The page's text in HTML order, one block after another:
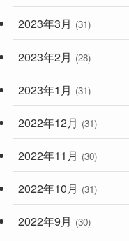
2023年3月 (31)
2023年2月 (28)
2023年1月 (31)
2022年12月 (31)
2022年11月 (30)
2022年10月 (31)
2022年9月 (30)